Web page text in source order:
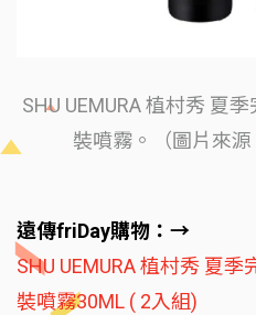
SHU UEMURA 植村秀 夏
裝噴霧。（圖片來源
遠傳friDay購物：→
SHU UEMURA 植村秀 夏
裝噴霧30ML ( 2入組)